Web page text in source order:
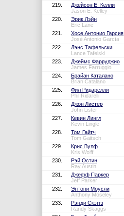
219.
Джейсон Е. Келли
Jason E. Kelley
220.
Эрик Лэйн
Eric Lane
221.
Хосе Антонио Гарсия
José Antonio García
222.
Лэнс Тафельски
Lance Tafelski
223.
Джеймс Фарруджио
James Farruggio
224.
Брайан Каталано
Brian Catalano
225.
Фил Ридарелли
Phil Ridarelli
226.
Джон Листер
John Lister
227.
Кевин Лингл
Kevin Lingle
228.
Том Гайтч
Tom Gaitsch
229.
Крис Вулф
Kris Wolff
230.
Рэй Остин
Ray Austin
231.
Джефф Паркер
Jeff Parker
232.
Энтони Моусли
Anthony Moseley
233.
Рэнди Скэггз
Randy Skaggs